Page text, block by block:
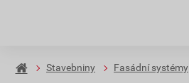
Stavebniny
Fasádní systémy